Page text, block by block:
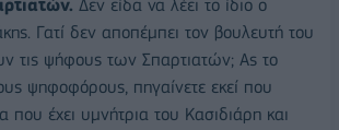
Δεν είδα να λέει το ίδιο ο
Γατί δεν αποπέμπει τον βουλευτή του
τις ψήφους των Σπαρτιατών; Ας το
ψηφοφόρους, πηγαίνετε εκεί που
που έχει υμνήτρια του Κασιδιάρη και